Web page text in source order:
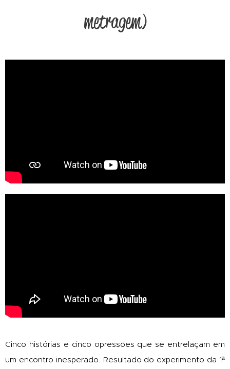
metragem)
Cinco histórias e cinco opressões que se entrelaçam em
um encontro inesperado. Resultado do experimento da 1ª